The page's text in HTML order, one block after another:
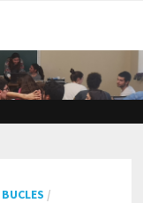
BUCLES /